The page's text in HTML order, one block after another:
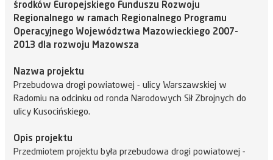
środków Europejskiego Funduszu Rozwoju
Regionalnego w ramach Regionalnego Programu
Operacyjnego Województwa Mazowieckiego 2007-
2013 dla rozwoju Mazowsza
Nazwa projektu
Przebudowa drogi powiatowej - ulicy Warszawskiej w
Radomiu na odcinku od ronda Narodowych Sił Zbrojnych do
ulicy Kusocińskiego.
Opis projektu
Przedmiotem projektu była przebudowa drogi powiatowej -